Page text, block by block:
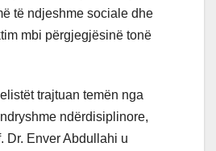
të ndjeshme sociale dhe
mbi përgjegjësinë tonë
trajtuan temën nga
ndërdisiplinore,
Dr. Enver Abdullahi u